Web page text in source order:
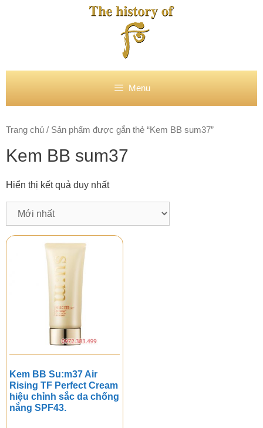
Menu
Trang chủ / Sản phẩm được gắn thẻ “Kem BB sum37”
Kem BB sum37
Hiển thị kết quả duy nhất
Kem BB Su:m37 Air
Rising TF Perfect Cream
hiệu chỉnh sắc da chống
nắng SPF43.